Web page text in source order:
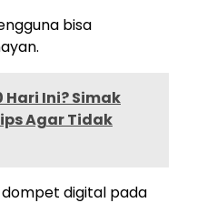
bisa
Hari Ini? Simak
Agar Tidak
dompet digital pada